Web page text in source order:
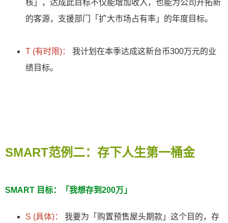
核」，达成此目标不仅能增加收入，也能为公司开拓新
的客源，支援部门「扩大市场占有率」的年度目标。
T (有时限)：
我计划在本季达成这新台币300万元的业
绩目标。
SMART范例二：存下人生第一桶金
SMART 目标：「我想存到200万」
S (具体)：
我要为「购置预售屋头期款」这个目的，存